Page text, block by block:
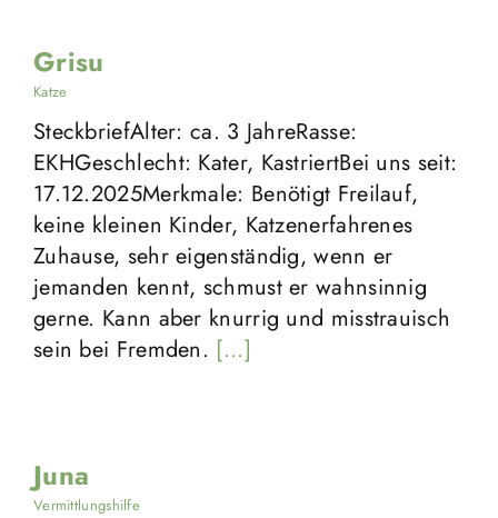
Grisu
Katze
SteckbriefAlter: ca. 3 JahreRasse:
EKHGeschlecht: Kater, KastriertBei uns seit:
17.12.2025Merkmale: Benötigt Freilauf,
keine kleinen Kinder, Katzenerfahrenes
Zuhause, sehr eigenständig, wenn er
jemanden kennt, schmust er wahnsinnig
gerne. Kann aber knurrig und misstrauisch
sein bei Fremden. [...]
Juna
Vermittlungshilfe